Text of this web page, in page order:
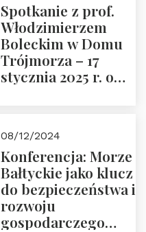
Spotkanie z prof.
Włodzimierzem
Boleckim w Domu
Trójmorza – 17
stycznia 2025 r. o
08/12/2024
Konferencja: Morze
Bałtyckie jako klucz
do bezpieczeństwa i
rozwoju
gospodarczego